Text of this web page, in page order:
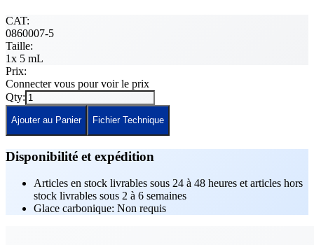
CAT:
0860007-5
Taille:
1x 5 mL
Prix:
Connecter vous pour voir le prix
Qty:
Ajouter au Panier Fichier Technique
Disponibilité et expédition
Articles en stock livrables sous 24 à 48 heures et articles hors
stock livrables sous 2 à 6 semaines
Glace carbonique: Non requis